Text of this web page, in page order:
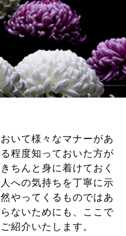
いて様々なマナーがあ
程度知っておいた方が
ちんと身に着けておく
への気持ちを丁寧に示
やってくるものではあ
ないためにも、ここで
紹介いたします。